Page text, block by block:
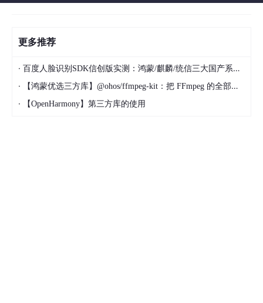
更多推荐
· 百度人脸识别SDK信创版实测：鸿蒙/麒麟/统信三大国产系统适配全记录
· 【鸿蒙优选三方库】@ohos/ffmpeg-kit：把 FFmpeg 的全部能量带进 HarmonyOS
· 【OpenHarmony】第三方库的使用